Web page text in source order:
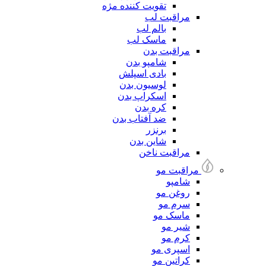
تقویت کننده مژه
مراقبت لب
بالم لب
ماسک لب
مراقبت بدن
شامپو بدن
بادی اسپلش
لوسیون بدن
اسکراپ بدن
کره بدن
ضد آفتاب بدن
برنزر
شاین بدن
مراقبت ناخن
مراقبت مو
شامپو
روغن مو
سرم مو
ماسک مو
شیر مو
کرم مو
اسپری مو
کراتین مو